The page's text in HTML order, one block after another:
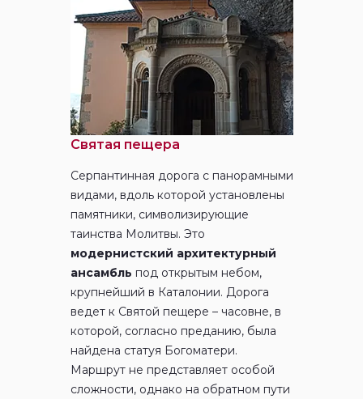
Святая пещера
Серпантинная дорога с панорамными
видами, вдоль которой установлены
памятники, символизирующие
таинства Молитвы. Это
модернистский архитектурный
ансамбль под открытым небом,
крупнейший в Каталонии. Дорога
ведет к Святой пещере – часовне, в
которой, согласно преданию, была
найдена статуя Богоматери.
Маршрут не представляет особой
сложности, однако на обратном пути